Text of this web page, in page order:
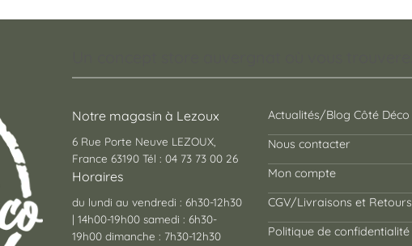
Notre magasin à Lezoux
6 Rue Porte Neuve LEZOUX,
France 63190 Tél : 04 73 73 00 26
Horaires
du lundi au vendredi : 6h30-12h30
| 14h00-19h00 samedi : 6h30-
19h00 dimanche : 7h30-12h30
Actualités/Blog Côté Déco
Nous contacter
Mon compte
CGV/Livraisons et Retours
Politique de confidentialité